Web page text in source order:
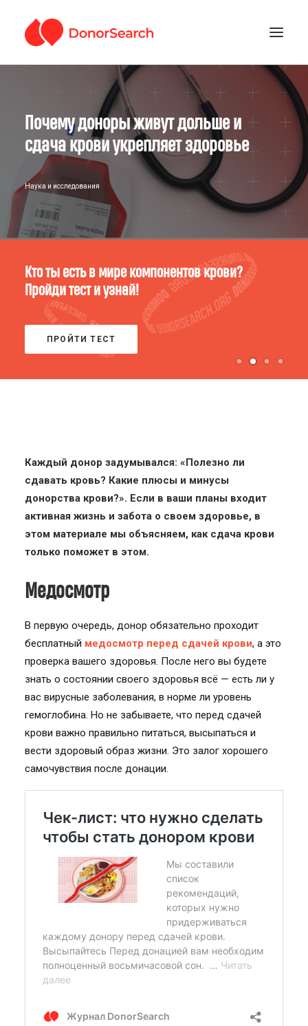
ЗАРЕГИСТРИРОВАТЬСЯ
ПОДДЕРЖАТЬ ПРОЕКТ
ГДЕ СДАТЬ КРОВЬ
Почему доноры живут дольше и
сдача крови укрепляет здоровье
Наука и исследования
Кто ты есть в мире компонентов крови?
Пройди тест и узнай!
ПРОЙТИ ТЕСТ
Каждый донор задумывался: «Полезно ли
сдавать кровь? Какие плюсы и минусы
донорства крови?». Если в ваши планы входит
активная жизнь и забота о своем здоровье, в
этом материале мы объясняем, как сдача крови
только поможет в этом.
Медосмотр
В первую очередь, донор обязательно проходит
бесплатный медосмотр перед сдачей крови, а это
проверка вашего здоровья. После него вы будете
знать о состоянии своего здоровья всё — есть ли у
вас вирусные заболевания, в норме ли уровень
гемоглобина. Но не забываете, что перед сдачей
крови важно правильно питаться, высыпаться и
вести здоровый образ жизни. Это залог хорошего
самочувствия после донации.